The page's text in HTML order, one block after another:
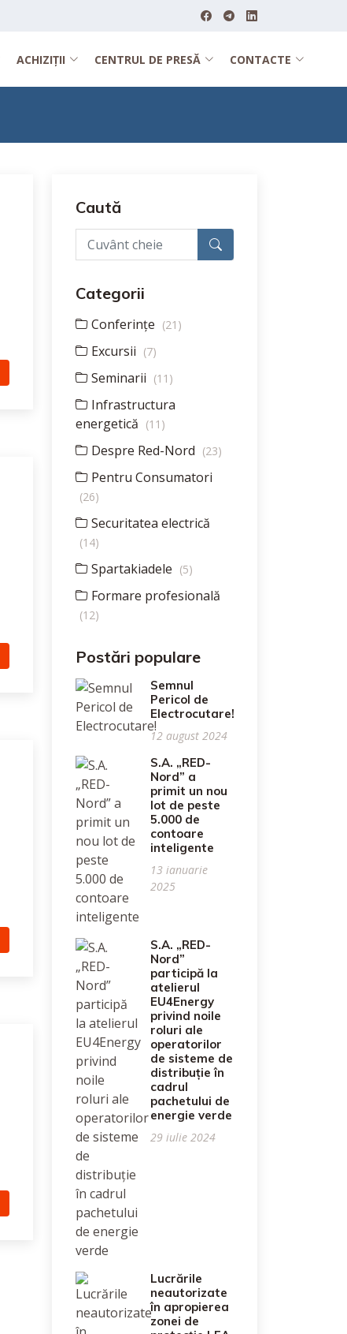
ACHIZIȚII CENTRUL DE PRESĂ CONTACTE
Caută
Categorii
Conferințe (21)
Excursii (7)
Seminarii (11)
Infrastructura
energetică (11)
Despre Red-Nord (23)
Pentru Consumatori
(26)
Securitatea electrică
(14)
Spartakiadele (5)
Formare profesională
(12)
Postări populare
Semnul
Pericol de
Electrocutare!
12 august 2024
S.A. „RED-
Nord” a
primit un nou
lot de peste
5.000 de
contoare
inteligente
13 ianuarie
2025
S.A. „RED-
Nord”
participă la
atelierul
EU4Energy
privind noile
roluri ale
operatorilor
de sisteme de
distribuție în
cadrul
pachetului de
energie verde
29 iulie 2024
Lucrările
neautorizate
în apropierea
zonei de